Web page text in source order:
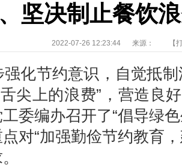
坚决制止餐饮
2022-07-26 12:23:44 来源： 【
强化节约意识，自觉抵
尖上的浪费”，营造良
委编办召开了“倡导绿
对“加强勤俭节约教育 ，